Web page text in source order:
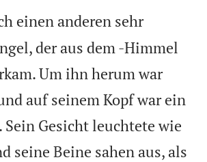
einen anderen sehr
der aus dem -Himmel
Um ihn herum war
auf seinem Kopf war ein
Sein Gesicht leuchtete wie
seine Beine sahen aus, als